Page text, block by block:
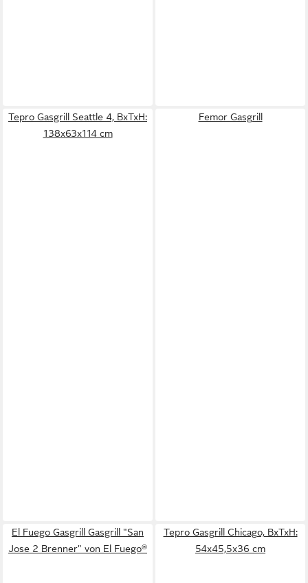
Tepro Gasgrill Seattle 4, BxTxH:
138x63x114 cm
Femor Gasgrill
El Fuego Gasgrill Gasgrill "San
Jose 2 Brenner" von El Fuego®
Tepro Gasgrill Chicago, BxTxH:
54x45,5x36 cm